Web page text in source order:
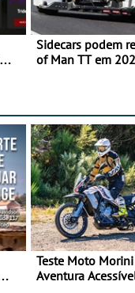
Sidecars podem
of Man TT em
Teste Moto
Aventura